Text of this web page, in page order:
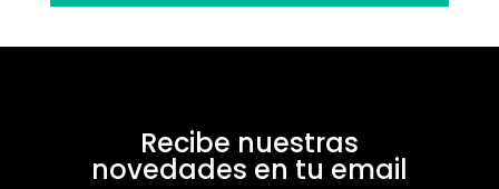
Recibe nuestras
novedades en tu email